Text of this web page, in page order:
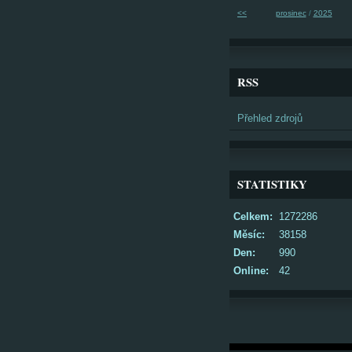
<< prosinec/ 2025
RSS
Přehled zdrojů
STATISTIKY
Online: 42
Celkem:
1272286
Měsíc:
38158
Den:
990